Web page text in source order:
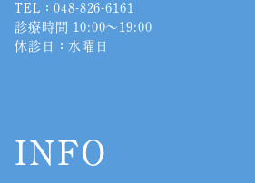
TEL：048-826-6161
診療時間 10:00〜19:00
休診日：水曜日
INFO